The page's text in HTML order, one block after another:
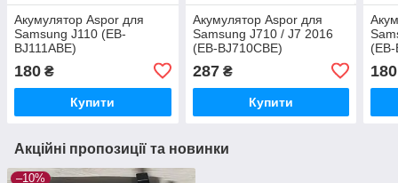
Акумулятор Aspor для
Samsung J110 (EB-
BJ111ABE)
180 ₴
Купити
Акумулятор Aspor для
Samsung J710 / J7 2016
(EB-BJ710CBE)
287₴
Купити
180
Акційні пропозиції та новинки
–10%